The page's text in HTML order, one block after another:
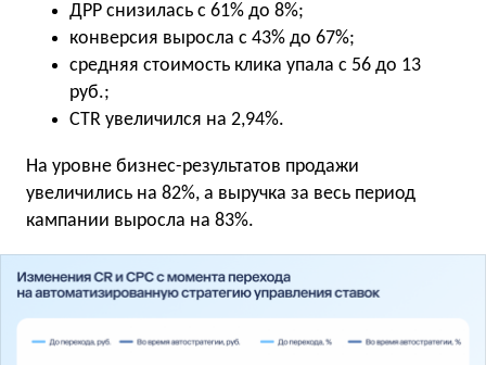
ДРР снизилась с 61% до 8%;
конверсия выросла с 43% до 67%;
средняя стоимость клика упала с 56 до 13
руб.;
CTR увеличился на 2,94%.
На уровне бизнес-результатов продажи
увеличились на 82%, а выручка за весь период
кампании выросла на 83%.